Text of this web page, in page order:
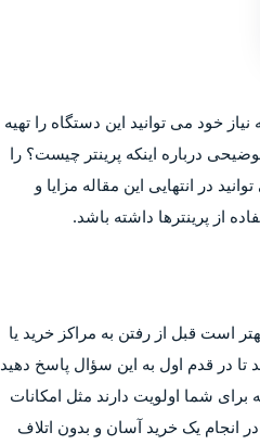
خود می توانید این دستگاه را تهیه
درباره اینکه پرینتر چیست؟ را
در انتهایی این مقاله مزایا و
از پرینترها داشته باشد.
است قبل از رفتن به مراکز خرید یا
تا در قدم اول به این سؤال پاسخ دهید
شما اولویت دارند مثل امکانات
انجام یک خرید آسان و بدون اتلاف